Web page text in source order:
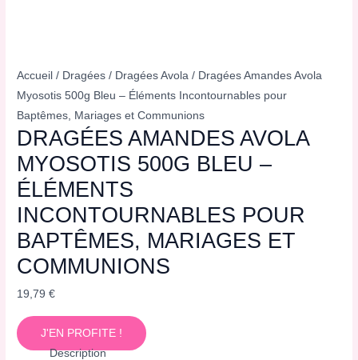
Accueil / Dragées / Dragées Avola / Dragées Amandes Avola
Myosotis 500g Bleu – Éléments Incontournables pour
Baptêmes, Mariages et Communions
DRAGÉES AMANDES AVOLA
MYOSOTIS 500G BLEU –
ÉLÉMENTS
INCONTOURNABLES POUR
BAPTÊMES, MARIAGES ET
COMMUNIONS
19,79€
J'EN PROFITE !
Description